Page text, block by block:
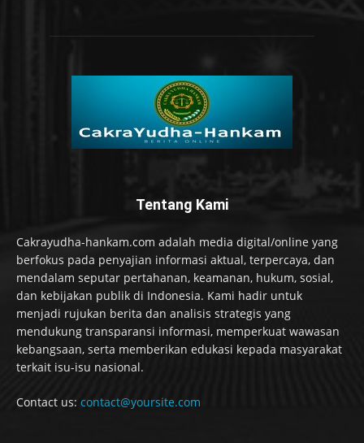
Tentang Kami
Cakrayudha-hankam.com adalah media digital/online yang
berfokus pada penyajian informasi aktual, terpercaya, dan
mendalam seputar pertahanan, keamanan, hukum, sosial,
dan kebijakan publik di Indonesia. Kami hadir untuk
menjadi rujukan berita dan analisis strategis yang
mendukung transparansi informasi, memperkuat wawasan
kebangsaan, serta memberikan edukasi kepada masyarakat
terkait isu-isu nasional.
Contact us: contact@yoursite.com